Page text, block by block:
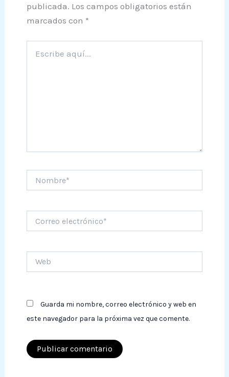
publicada. Los campos obligatorios están
marcados con *
aquí...
electrónico*
Guarda mi nombre, correo electrónico y web en
este navegador para la próxima vez que comente.